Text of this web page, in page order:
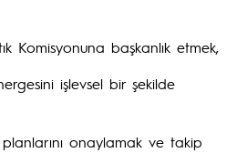
Komisyonuna başkanlık etmek,
işlevsel bir şekilde
planlarını onaylamak ve takip